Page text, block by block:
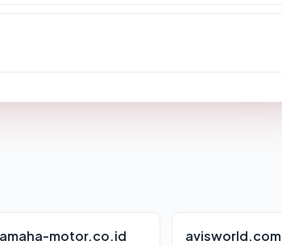
motor.co.id avisworld.com